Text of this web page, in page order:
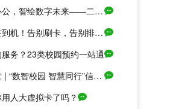
赋能高效办公，智绘数字未来——二级通用版OA上线试运行
手机秒变签到机！告别刷卡，告别排队，“在线签到打卡”重磅上线！
务？23类校园预约一站通
信息化讲堂 | “数智校园 智慧同行”信息化应用讲堂（第一期）重磅来袭！
人大虚拟卡了吗？